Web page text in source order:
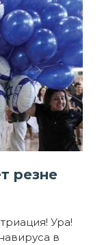
резне
Ура!
в